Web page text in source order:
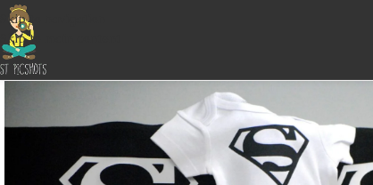
Skip to navigation
Skip to main content